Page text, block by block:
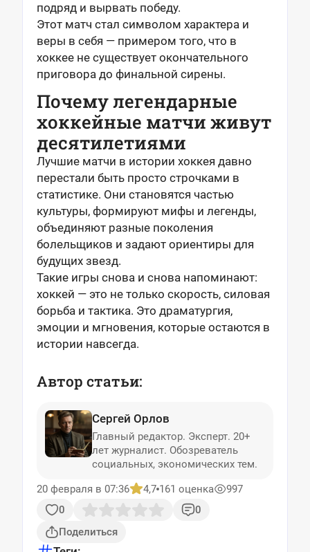
подряд и вырвать победу.
Этот матч стал символом характера и
веры в себя — примером того, что в
хоккее не существует окончательного
приговора до финальной сирены.
Почему легендарные
хоккейные матчи живут
десятилетиями
Лучшие матчи в истории хоккея давно
перестали быть просто строчками в
статистике. Они становятся частью
культуры, формируют мифы и легенды,
объединяют разные поколения
болельщиков и задают ориентиры для
будущих звезд.
Такие игры снова и снова напоминают:
хоккей — это не только скорость, силовая
борьба и тактика. Это драматургия,
эмоции и мгновения, которые остаются в
истории навсегда.
Автор статьи:
Сергей Орлов
Главный редактор. Эксперт. 20+
лет журналист. Обозреватель
социальных, экономических тем.
20 февраля в 07:36
4,7 161 оценка
997
0
0
Поделиться